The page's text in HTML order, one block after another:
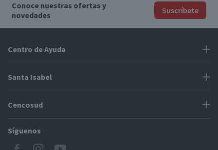
Conoce nuestras ofertas y
novedades
Suscríbete
Centro de Ayuda
Problemas con tu pedido
Cómo modificar mis datos
Modos de entrega y cobertura
Locales Santa Isabel
Santa Isabel
Proveedores
Cencosud
Paris
Síguenos